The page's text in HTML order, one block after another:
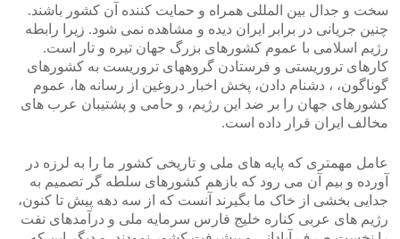
سخت و جدال بین المللی همراه و حمایت کننده آن کشور باشند.
چنین جریانی در برابر ایران دیده و مشاهده نمی شود. زیرا رابطه
رژیم اسلامی با عموم کشورهای بزرگ جهان تیره و تار است.
کارهای تروریستی و فرستادن گروههای تروریست به کشورهای
گوناگون، ، دشنام دادن، پخش اخبار دروغین از رسانه ها، عموم
کشورهای جهان را بر ضد این رژیم، و حامی و پشتیبان عرب های
مخالف ایران قرار داده است.
عامل مهمتری که پایه های ملی و تاریخی کشور ما را به لرزه در
آورده و بیم آن می رود که بازهم کشورهای سلطه گر تصمیم به
جدایی بخشی از خاک ما بگیرند آنست که از سه دهه پیش تا کنون،
رژیم های عربی کناره خلیج فارس سرمایه ملی و درآمدهای نفت